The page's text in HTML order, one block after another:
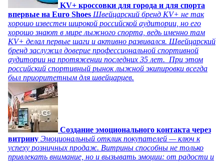
KV+ кроссовки для города и для спорта
впервые на Euro Shoes Швейцарский бренд KV+ не так
хорошо известен широкой российской аудитории, но его
хорошо знают в мире лыжного спорта, ведь именно там
KV+ делал первые шаги и активно развивался. Швейцарский
бренд заслужил доверие профессиональной спортивной
аудитории на протяжении последних 35 лет. При этом
российский спортивный рынок лыжной экипировки всегда
был приоритетным для швейцарцев.
Создание эмоционального контакта через
витрину Эмоциональный отклик покупателей — ключ к
успеху розничных продаж. Витрины способны не только
привлекать внимание, но и вызывать эмоции: от радости и